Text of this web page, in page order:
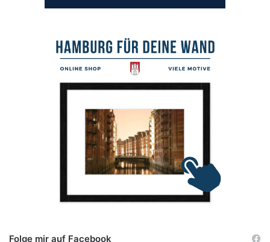
Folge mir auf Facebook